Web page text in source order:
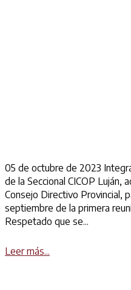
05 de octubre de 2023
de la Seccional CICOP Luján,
Consejo Directivo Provincial,
septiembre de la primera
Respetado que se...
Leer más...